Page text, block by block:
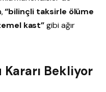
“bilinçli taksirle ölüme
kast”gibi ağır
Bekliyor